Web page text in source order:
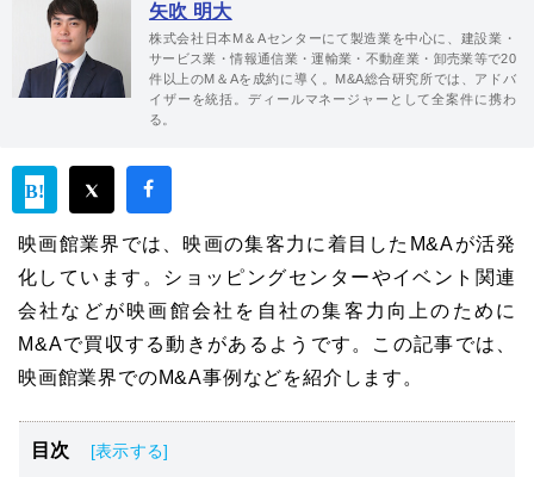
矢吹 明大
株式会社日本M＆Aセンターにて製造業を中心に、建設業・
サービス業・情報通信業・運輸業・不動産業・卸売業等で20
件以上のM＆Aを成約に導く。M&A総合研究所では、アドバ
イザーを統括。ディールマネージャーとして全案件に携わ
る。
映画館業界では、映画の集客力に着目したM&Aが活発
化しています。ショッピングセンターやイベント関連
会社などが映画館会社を自社の集客力向上のために
M&Aで買収する動きがあるようです。この記事では、
映画館業界でのM&A事例などを紹介します。
目次